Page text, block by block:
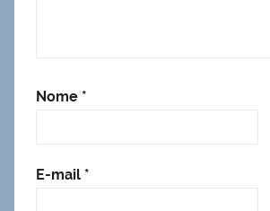
Nome *
E-mail *